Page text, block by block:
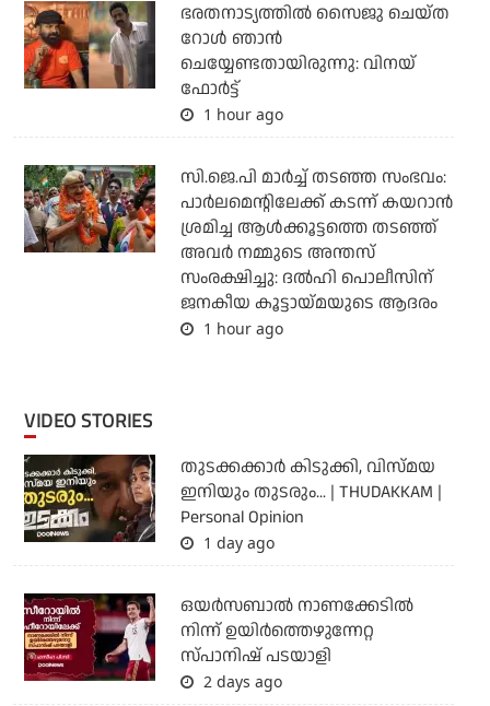
ഭരതനാട്യത്തിൽ സൈജു ചെയ്ത
റോൾ ഞാൻ
ചെയ്യേണ്ടതായിരുന്നു: വിനയ്
ഫോർട്ട്
1 hour ago
സി.ജെ.പി മാര്‍ച്ച് തടഞ്ഞ സംഭവം:
പാര്‍ലമെന്റിലേക്ക് കടന്ന് കയറാന്‍
ശ്രമിച്ച ആള്‍ക്കൂട്ടത്തെ തടഞ്ഞ്
അവര്‍ നമ്മുടെ അന്തസ്
സംരക്ഷിച്ചു: ദല്‍ഹി പൊലീസിന്
ജനകീയ കൂട്ടായ്മയുടെ ആദരം
1 hour ago
VIDEO STORIES
തുടക്കക്കാര്‍ കിടുക്കി, വിസ്മയ
ഇനിയും തുടരും... | THUDAKKAM |
Personal Opinion
1 day ago
ഒയര്‍സബാൽ നാണക്കേടിൽ
നിന്ന് ഉയിർത്തെഴുന്നേറ്റ
സ്പാനിഷ് പടയാളി
2 days ago